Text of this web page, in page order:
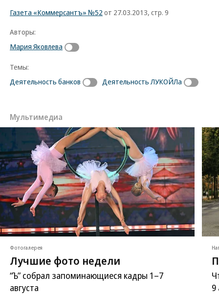
Газета «Коммерсантъ» №52 от 27.03.2013, стр. 9
Авторы:
Мария Яковлева
Темы:
Деятельность банков
Деятельность ЛУКОЙЛа
Мультимедиа
Фотогалерея
Лучшие фото недели
“Ъ” собрал запоминающиеся кадры 1–7
августа
9